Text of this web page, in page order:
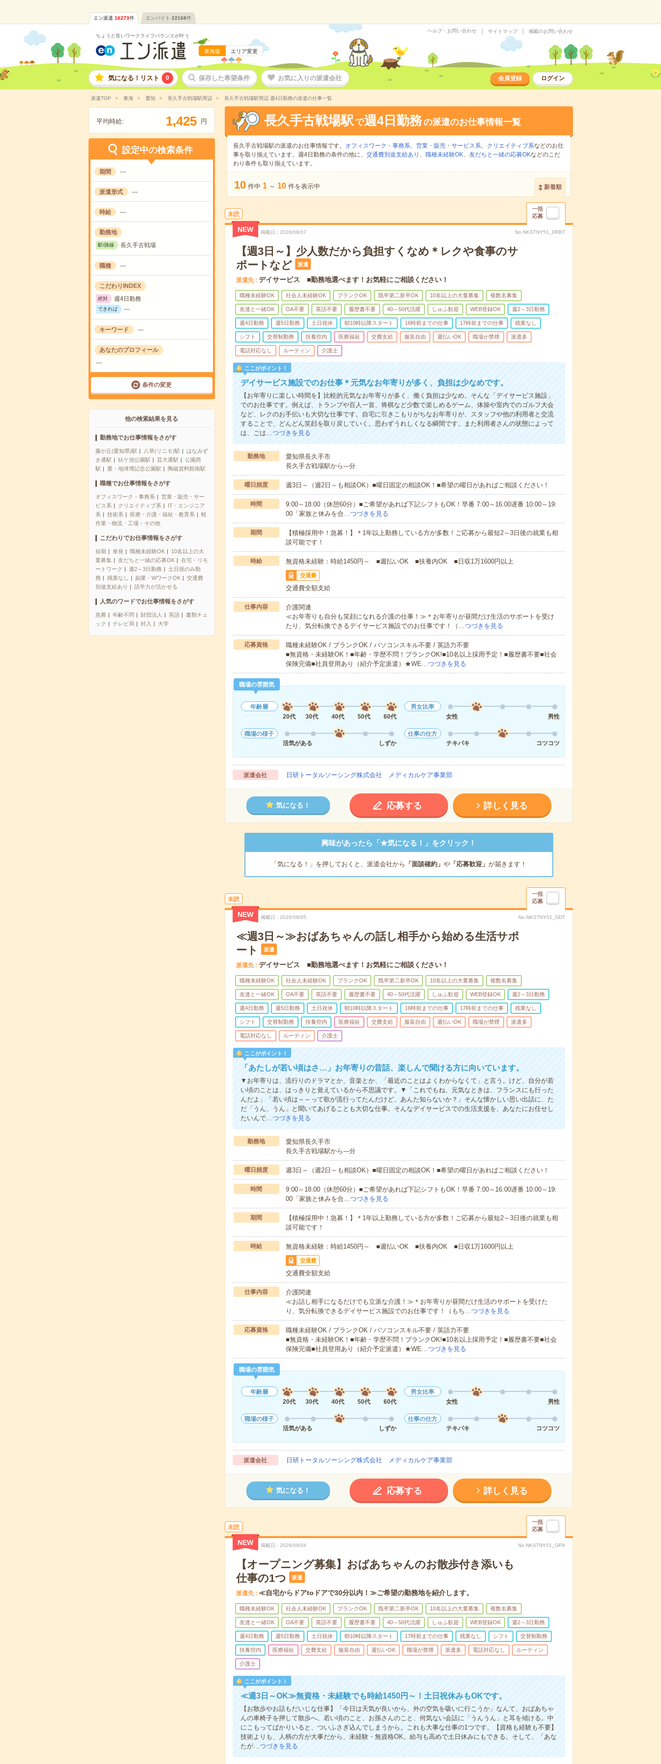
エン派遣 16273件 エンバイト 22168件
ちょうど良いワークライフバランスが叶う
東海版 エリア変更
ヘルプ・お問い合わせ サイトマップ 掲載のお問い合わせ
気になる！リスト 0 保存した希望条件 お気に入りの派遣会社 会員登録 ログイン
派遣TOP 東海 愛知 長久手古戦場駅周辺 長久手古戦場駅周辺 週4日勤務の派遣の仕事一覧
平均時給: 1,425 円
設定中の検索条件
期間 ---
派遣形式 ---
時給 ---
勤務地
駅/路線 長久手古戦場
職種 ---
こだわりINDEX
絶対 週4日勤務
できれば ---
キーワード ---
あなたのプロフィール
---
条件の変更
他の検索結果を見る
勤務地でお仕事情報をさがす
藤が丘(愛知県)駅 八草(リニモ)駅
はなみず
き通駅
杁ケ池公園駅 芸大通駅
公園西
駅
愛・地球博記念公園駅 陶磁資料館南駅
職種でお仕事情報をさがす
オフィスワーク・事務系
営業・販売・サー
ビス系
クリエイティブ系
IT・エンジニア
系
技術系 医療・介護・福祉・教育系
軽
作業・物流・工場・その他
こだわりでお仕事情報をさがす
短期 単発 職種未経験OK
10名以上の大
量募集
友だちと一緒の応募OK
在宅・リモ
ートワーク
週2～3日勤務
土日祝のみ勤
務
残業なし 副業・WワークOK
交通費
別途支給あり
語学力が活かせる
人気のワードでお仕事情報をさがす
急募 年齢不問 財団法人 英語
書類チェ
ック
テレビ局 封入 大学
長久手古戦場駅 で週4日勤務の派遣のお仕事情報一覧
長久手古戦場駅の派遣のお仕事情報です。 オフィスワーク・事務系、 営業・販売・サービス系、 クリエイティブ系などのお仕
事を取り揃えています。週4日勤務の条件の他に、 交通費別途支給あり 、 職種未経験OK、 友だちと一緒の応募OKなどのこだ
わり条件も取り揃えています。
10 件中 1 ～ 10 件を表示中 新着順
未読
一括
応募
NEW 掲載日 2026/08/07 No.NKSTNY51_DRBT
【週3日～】少人数だから負担すくなめ＊レクや食事のサ
ポートなど
派遣
派遣先 デイサービス ■勤務地選べます！お気軽にご相談ください！
職種未経験OK 社会人未経験OK ブランクOK 既卒第二新卒OK 10名以上の大量募集 複数名募集
友達と一緒OK OA不要 英語不要 履歴書不要 40～50代活躍 しゅふ歓迎 WEB登録OK 週2～3日勤務
週4日勤務 週5日勤務 土日祝休 朝10時以降スタート 16時前までの仕事 17時前までの仕事 残業なし
シフト 交替制勤務 扶養控内 医療福祉 交費支給 服装自由 週払いOK 職場が禁煙 派遣多
電話対応なし ルーティン 介護士
ここがポイント！
デイサービス施設でのお仕事＊元気なお年寄りが多く、負担は少なめです。
【お年寄りに楽しい時間を】比較的元気なお年寄りが多く、働く負担は少なめ。そんな「デイサービス施設」
でのお仕事です。例えば、トランプや百人一首、将棋など少数で楽しめるゲーム、体操や室内でのゴルフ大会
など、レクのお手伝いも大切な仕事です。自宅に引きこもりがちなお年寄りが、スタッフや他の利用者と交流
することで、どんどん笑顔を取り戻していく。思わずうれしくなる瞬間です。また利用者さんの状態によって
は、ごは…つづきを見る
勤務地
愛知県長久手市
長久手古戦場駅から---分
曜日頻度 週3日～（週2日～も相談OK）■曜日固定の相談OK！■希望の曜日があればご相談ください！
時間
9:00～18:00（休憩60分）■ご希望があれば下記シフトもOK！早番 7:00～16:00遅番 10:00～19:
00「家族と休みを合…つづきを見る
期間
【積極採用中！急募！】＊1年以上勤務している方が多数！ご応募から最短2～3日後の就業も相
談可能です！
時給 無資格未経験：時給1450円～ ■週払いOK ■扶養内OK ■日収1万1600円以上
交通費
交通費全額支給
仕事内容
介護関連
≪お年寄りも自分も笑顔になれる介護の仕事！≫＊お年寄りが昼間だけ生活のサポートを受け
たり、気分転換できるデイサービス施設でのお仕事です！（…つづきを見る
応募資格
職種未経験OK / ブランクOK / パソコンスキル不要 / 英語力不要
■無資格・未経験OK！■年齢・学歴不問！ブランクOK!■10名以上採用予定！■履歴書不要■社会
保険完備■社員登用あり（紹介予定派遣）★WE…つづきを見る
職場の雰囲気
年齢層
20代
30代 40代 50代 60代
男女比率
女性
男性
職場の様子
活気がある
しずか
仕事の仕方
テキパキ
コツコツ
派遣会社 日研トータルソーシング株式会社 メディカルケア事業部
気になる！ 応募する 詳しく見る
興味があったら「★気になる！」をクリック！
「気になる！」を押しておくと、派遣会社から 「面談確約」 や「応募歓迎」 が届きます！
未読
一括
応募
NEW 掲載日 2026/08/05 No.NKSTNY51_DDT
≪週3日～≫おばあちゃんの話し相手から始める生活サポ
ート
派遣
派遣先 デイサービス ■勤務地選べます！お気軽にご相談ください！
職種未経験OK 社会人未経験OK ブランクOK 既卒第二新卒OK 10名以上の大量募集 複数名募集
友達と一緒OK OA不要 英語不要 履歴書不要 40～50代活躍 しゅふ歓迎 WEB登録OK 週2～3日勤務
週4日勤務 週5日勤務 土日祝休 朝10時以降スタート 16時前までの仕事 17時前までの仕事 残業なし
シフト 交替制勤務 扶養控内 医療福祉 交費支給 服装自由 週払いOK 職場が禁煙 派遣多
電話対応なし ルーティン 介護士
ここがポイント！
「あたしが若い頃はさ…」お年寄りの昔話、楽しんで聞ける方に向いています。
▼お年寄りは、流行りのドラマとか、音楽とか、「最近のことはよくわからなくて」と言う。けど、自分が若
い頃のことは、はっきりと覚えているから不思議です。▼「これでもね、元気なときは、フランスにも行った
んだよ」「若い頃は～～って歌が流行ってたんだけど、あんた知らないか？」そんな懐かしい思い出話に、た
だ「うん、うん」と聞いてあげることも大切な仕事。そんなデイサービスでの生活支援を、あなたにお任せし
たいんで…つづきを見る
勤務地
愛知県長久手市
長久手古戦場駅から---分
曜日頻度 週3日～（週2日～も相談OK）■曜日固定の相談OK！■希望の曜日があればご相談ください！
時間
9:00～18:00（休憩60分）■ご希望があれば下記シフトもOK！早番 7:00～16:00遅番 10:00～19:
00「家族と休みを合…つづきを見る
期間
【積極採用中！急募！】＊1年以上勤務している方が多数！ご応募から最短2～3日後の就業も相
談可能です！
時給 無資格未経験：時給1450円～ ■週払いOK ■扶養内OK ■日収1万1600円以上
交通費
交通費全額支給
仕事内容
介護関連
≪お話し相手になるだけでも立派な介護！≫＊お年寄りが昼間だけ生活のサポートを受けた
り、気分転換できるデイサービス施設でのお仕事です！（もち…つづきを見る
応募資格
職種未経験OK / ブランクOK / パソコンスキル不要 / 英語力不要
■無資格・未経験OK！■年齢・学歴不問！ブランクOK!■10名以上採用予定！■履歴書不要■社会
保険完備■社員登用あり（紹介予定派遣）★WE…つづきを見る
職場の雰囲気
年齢層
20代
30代 40代 50代 60代
男女比率
女性
男性
職場の様子
活気がある
しずか
仕事の仕方
テキパキ
コツコツ
派遣会社 日研トータルソーシング株式会社 メディカルケア事業部
気になる！ 応募する 詳しく見る
未読
一括
応募
NEW 掲載日 2026/08/04 No.NKSTNY51_OP9
【オープニング募集】おばあちゃんのお散歩付き添いも
仕事の1つ
派遣
派遣先 ≪自宅からドアtoドアで30分以内！≫ご希望の勤務地を紹介します。
職種未経験OK 社会人未経験OK ブランクOK 既卒第二新卒OK 10名以上の大量募集 複数名募集
友達と一緒OK OA不要 英語不要 履歴書不要 40～50代活躍 しゅふ歓迎 WEB登録OK 週2～3日勤務
週4日勤務 週5日勤務 土日祝休 朝10時以降スタート 17時前までの仕事 残業なし シフト 交替制勤務
扶養控内 医療福祉 交費支給 服装自由 週払いOK 職場が禁煙 派遣多 電話対応なし ルーティン
介護士
ここがポイント！
≪週3日～OK≫無資格・未経験でも時給1450円～！土日祝休みもOKです。
【お散歩やお話もだいじな仕事】「今日は天気が良いから、外の空気を吸いに行こうか」なんて、おばあちゃ
んの車椅子を押して散歩へ。若い頃のこと、お孫さんのこと、何気ない会話に「うんうん」と耳を傾ける。中
にこもってばかりいると、ついふさぎ込んでしまうから。これも大事な仕事の1つです。【資格も経験も不要】
技術よりも、人柄の方が大事だから、未経験・無資格OK。給与も高めで土日休みにもできる。そして、「あな
たが…つづきを見る